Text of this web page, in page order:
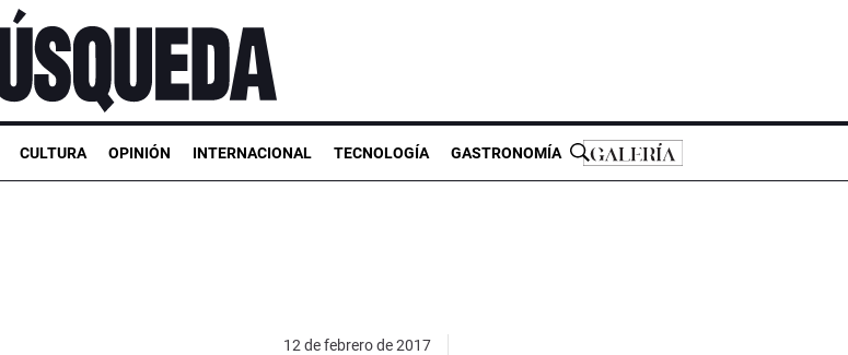
CULTURA OPINIÓN INTERNACIONAL TECNOLOGÍA GASTRONOMÍA
12 de febrero de 2017